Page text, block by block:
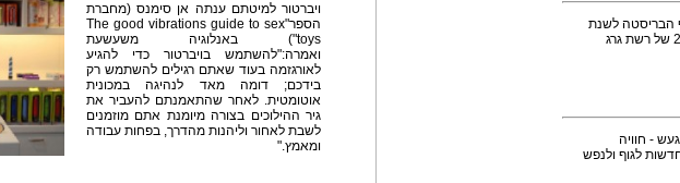
הבריסטה לשנת
- חוויה
לגוף ולנפש
ויברטור למיטתם ענתה אן סימנס (מחברת
הספר"The good vibrations guide to sex
toys") באנלוגיה משעשעת
ואמרה:"להשתמש בויברטור כדי להגיע
לאורגזמה בעוד שאתם רגילים להשתמש רק
בידכם; דומה מאד לנהיגה במכונית
אוטומטית. לאחר שהתאמנתם להעביר את
גיר ההילוכים בצורה מיומנת אתם מוזמנים
לשבת לאחור וליהנות מהדרך, בפחות עבודה
ומאמץ."